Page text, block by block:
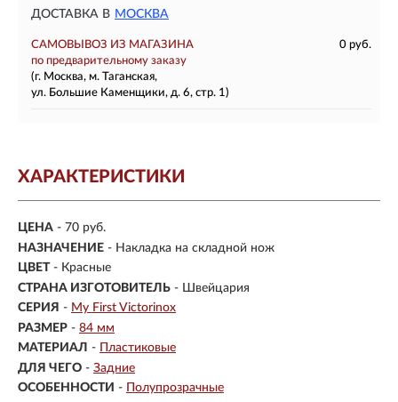
ДОСТАВКА В МОСКВА
САМОВЫВОЗ ИЗ МАГАЗИНА
0 руб.
по предварительному заказу
(г. Москва, м. Таганская,
ул. Большие Каменщики, д. 6, стр. 1)
ХАРАКТЕРИСТИКИ
ЦЕНА - 70 руб.
НАЗНАЧЕНИЕ - Накладка на складной нож
ЦВЕТ - Красные
СТРАНА ИЗГОТОВИТЕЛЬ - Швейцария
СЕРИЯ - My First Victorinox
РАЗМЕР - 84 мм
МАТЕРИАЛ - Пластиковые
ДЛЯ ЧЕГО - Задние
ОСОБЕННОСТИ - Полупрозрачные